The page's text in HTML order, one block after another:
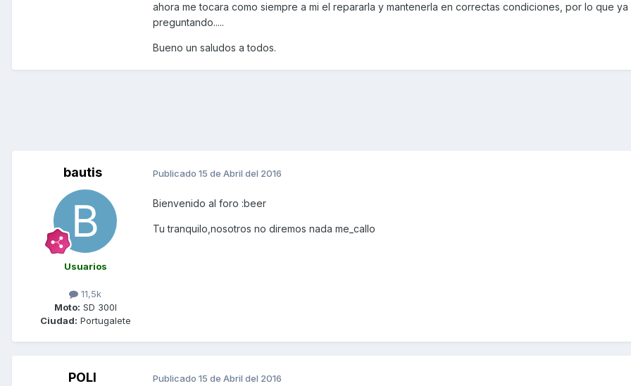
ahora me tocara como siempre a mi el repararla y mantenerla en correctas condiciones, por lo que ya
preguntando.....
Bueno un saludos a todos.
bautis
Usuarios
11,5k
Moto: SD 300I
Ciudad: Portugalete
Publicado 15 de Abril del 2016
Bienvenido al foro :beer
Tu tranquilo,nosotros no diremos nada me_callo
POLI Publicado 15 de Abril del 2016